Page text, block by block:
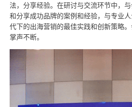
法，分享经验。在研讨与交流环节中，
和分享成功品牌的案例和经验，与专业
代下的出海营销的最佳实践和创新策略。
掌声不断。